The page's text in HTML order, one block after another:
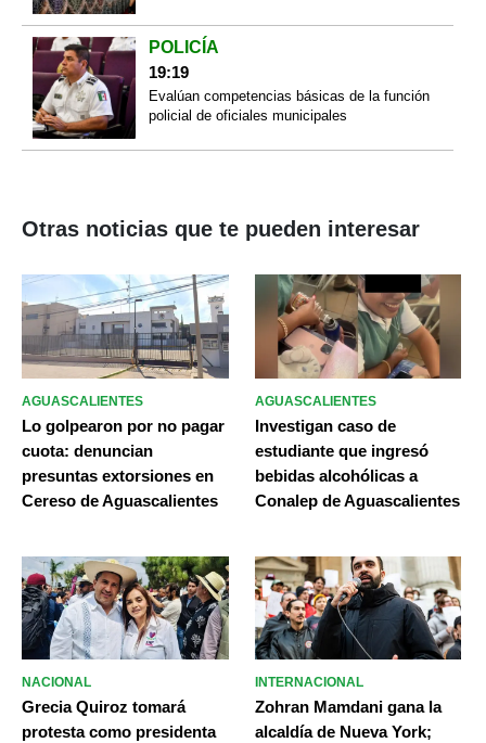
POLICÍA
19:19
Evalúan competencias básicas de la función
policial de oficiales municipales
Otras noticias que te pueden interesar
AGUASCALIENTES
Lo golpearon por no pagar
cuota: denuncian
presuntas extorsiones en
Cereso de Aguascalientes
AGUASCALIENTES
Investigan caso de
estudiante que ingresó
bebidas alcohólicas a
Conalep de Aguascalientes
NACIONAL
Grecia Quiroz tomará
protesta como presidenta
INTERNACIONAL
Zohran Mamdani gana la
alcaldía de Nueva York;